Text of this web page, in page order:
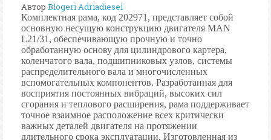
Автор Blogeri Adriadiesel
Комплектная рама, код 202971, представляет собой
основную несущую конструкцию двигателя MAN
L21/31, обеспечивающую прочную и точно
обработанную основу для цилиндрового картера,
коленчатого вала, подшипниковых узлов, системы
распределительного вала и многочисленных
вспомогательных компонентов. Разработанная для
восприятия постоянных вибраций, высоких сил
сгорания и теплового расширения, рама поддерживает
точное взаимное расположение всех критически
важных деталей двигателя на протяжении
длительного срока эксплуатации. Изготовленная из